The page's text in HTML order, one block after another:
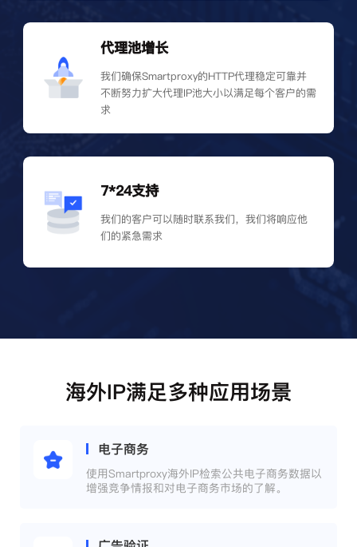
代理池增长
我们确保Smartproxy的HTTP代理稳定可靠并
不断努力扩大代理IP池大小以满足每个客户的需
求
7*24支持
我们的客户可以随时联系我们，我们将响应他
们的紧急需求
海外IP满足多种应用场景
电子商务
使用Smartproxy海外IP检索公共电子商务数据以
增强竞争情报和对电子商务市场的了解。